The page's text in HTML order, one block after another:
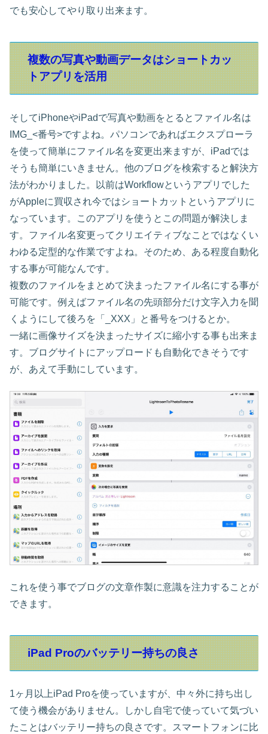
でも安心してやり取り出来ます。
複数の写真や動画データはショートカッ
トアプリを活用
そしてiPhoneやiPadで写真や動画をとるとファイル名は
IMG_<番号>ですよね。パソコンであればエクスプローラ
を使って簡単にファイル名を変更出来ますが、iPadでは
そうも簡単にいきません。他のブログを検索すると解決方
法がわかりました。以前はWorkflowというアプリでした
がAppleに買収され今ではショートカットというアプリに
なっています。このアプリを使うとこの問題が解決しま
す。ファイル名変更ってクリエイティブなことではなくい
わゆる定型的な作業ですよね。そのため、ある程度自動化
する事が可能なんです。
複数のファイルをまとめて決まったファイル名にする事が
可能です。例えばファイル名の先頭部分だけ文字入力を聞
くようにして後ろを「_XXX」と番号をつけるとか。
一緒に画像サイズを決まったサイズに縮小する事も出来ま
す。ブログサイトにアップロードも自動化できそうです
が、あえて手動にしています。
これを使う事でブログの文章作製に意識を注力することが
できます。
iPad Proのバッテリー持ちの良さ
1ヶ月以上iPad Proを使っていますが、中々外に持ち出し
て使う機会がありません。しかし自宅で使っていて気づい
たことはバッテリー持ちの良さです。スマートフォンに比